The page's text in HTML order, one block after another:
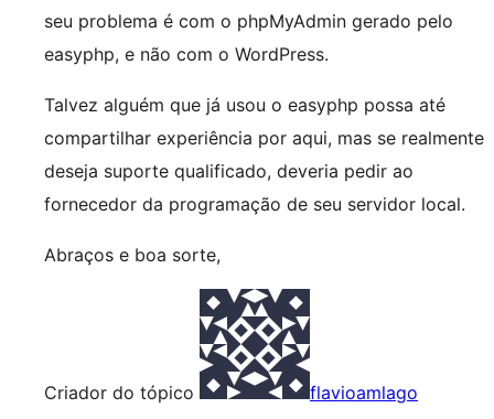
seu problema é com o phpMyAdmin gerado pelo
easyphp, e não com o WordPress.
Talvez alguém que já usou o easyphp possa até
compartilhar experiência por aqui, mas se realmente
deseja suporte qualificado, deveria pedir ao
fornecedor da programação de seu servidor local.
Abraços e boa sorte,
Criador do tópico flavioamlago